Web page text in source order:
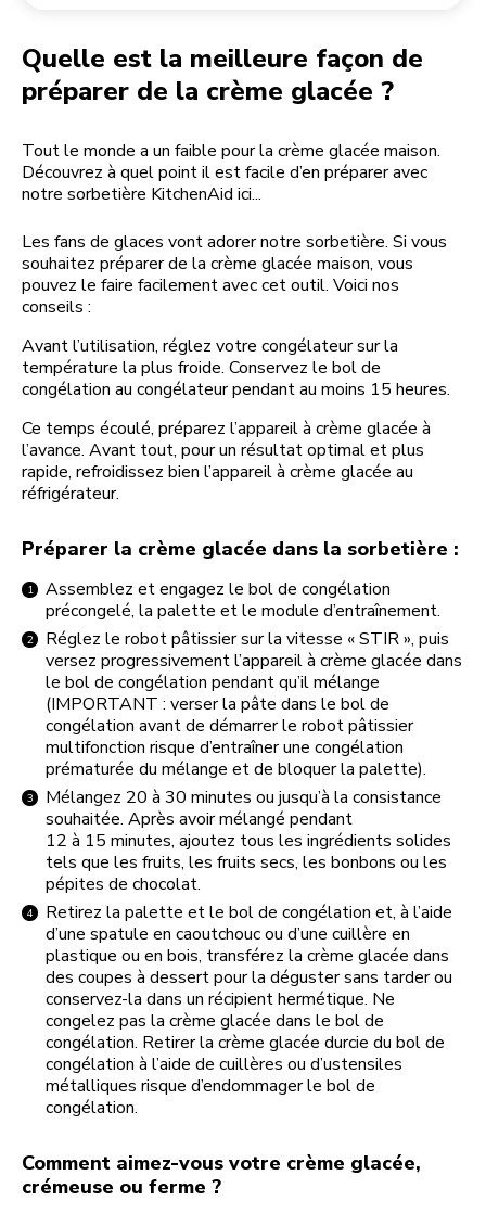
Quelle est la meilleure façon de
préparer de la crème glacée ?
Tout le monde a un faible pour la crème glacée maison.
Découvrez à quel point il est facile d’en préparer avec
notre sorbetière KitchenAid ici...
Les fans de glaces vont adorer notre sorbetière. Si vous
souhaitez préparer de la crème glacée maison, vous
pouvez le faire facilement avec cet outil. Voici nos
conseils :
Avant l’utilisation, réglez votre congélateur sur la
température la plus froide. Conservez le bol de
congélation au congélateur pendant au moins 15 heures.
Ce temps écoulé, préparez l’appareil à crème glacée à
l’avance. Avant tout, pour un résultat optimal et plus
rapide, refroidissez bien l’appareil à crème glacée au
réfrigérateur.
Préparer la crème glacée dans la sorbetière :
Assemblez et engagez le bol de congélation
précongelé, la palette et le module d’entraînement.
Réglez le robot pâtissier sur la vitesse « STIR », puis
versez progressivement l’appareil à crème glacée dans
le bol de congélation pendant qu’il mélange
(IMPORTANT : verser la pâte dans le bol de
congélation avant de démarrer le robot pâtissier
multifonction risque d’entraîner une congélation
prématurée du mélange et de bloquer la palette).
Mélangez 20 à 30 minutes ou jusqu’à la consistance
souhaitée. Après avoir mélangé pendant
12 à 15 minutes, ajoutez tous les ingrédients solides
tels que les fruits, les fruits secs, les bonbons ou les
pépites de chocolat.
Retirez la palette et le bol de congélation et, à l’aide
d’une spatule en caoutchouc ou d’une cuillère en
plastique ou en bois, transférez la crème glacée dans
des coupes à dessert pour la déguster sans tarder ou
conservez-la dans un récipient hermétique. Ne
congelez pas la crème glacée dans le bol de
congélation. Retirer la crème glacée durcie du bol de
congélation à l’aide de cuillères ou d’ustensiles
métalliques risque d’endommager le bol de
congélation.
Comment aimez-vous votre crème glacée,
crémeuse ou ferme ?